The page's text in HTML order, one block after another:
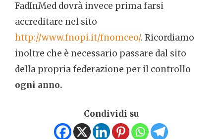
FadInMed dovrà invece prima farsi
accreditare nel sito
http://www.fnopi.it/fnomceo/. Ricordiamo
inoltre che è necessario passare dal sito
della propria federazione per il controllo
ogni anno.
Condividi su